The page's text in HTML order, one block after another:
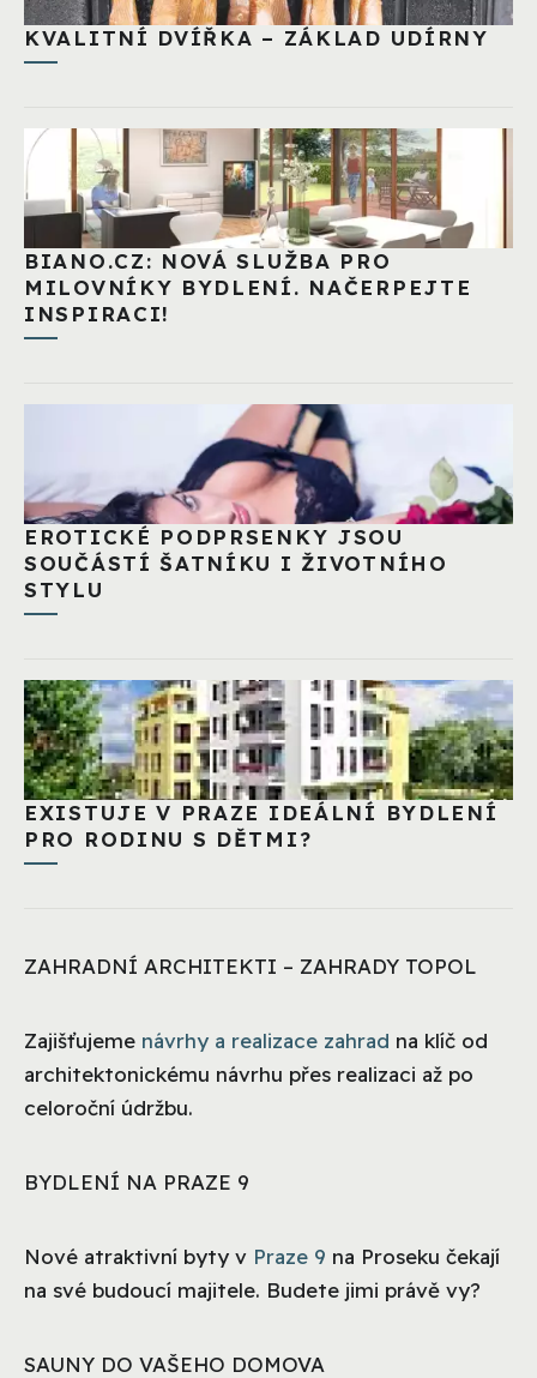
KVALITNÍ DVÍŘKA – ZÁKLAD UDÍRNY
BIANO.CZ: NOVÁ SLUŽBA PRO
MILOVNÍKY BYDLENÍ. NAČERPEJTE
INSPIRACI!
EROTICKÉ PODPRSENKY JSOU
SOUČÁSTÍ ŠATNÍKU I ŽIVOTNÍHO
STYLU
EXISTUJE V PRAZE IDEÁLNÍ BYDLENÍ
PRO RODINU S DĚTMI?
ZAHRADNÍ ARCHITEKTI – ZAHRADY TOPOL
Zajišťujeme návrhy a realizace zahrad na klíč od
architektonickému návrhu přes realizaci až po
celoroční údržbu.
BYDLENÍ NA PRAZE 9
Nové atraktivní byty v Praze 9 na Proseku čekají
na své budoucí majitele. Budete jimi právě vy?
SAUNY DO VAŠEHO DOMOVA